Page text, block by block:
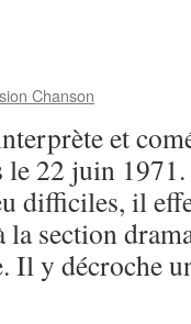
Chanson
et
22 juin 1971.
difficiles, il
la section
Il y décroche